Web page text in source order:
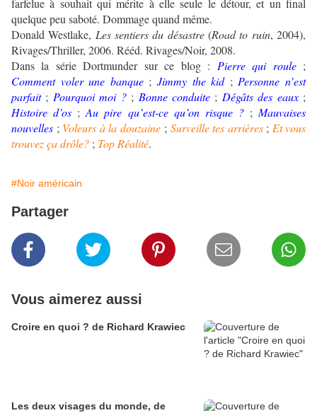
farfelue à souhait qui mérite à elle seule le détour, et un final
quelque peu saboté. Dommage quand même.
Donald Westlake, Les sentiers du désastre(Road to ruin, 2004),
Rivages/Thriller, 2006. Rééd. Rivages/Noir, 2008.
Dans la série Dortmunder sur ce blog : Pierre qui roule;
Comment voler une banque;Jimmy the kid; Personne n’est
parfait; Pourquoi moi ?; Bonne conduite; Dégâts des eaux;
Histoire d’os ;Au pire qu’est-ce qu’on risque ?; Mauvaises
nouvelles ; Voleurs à la douzaine; Surveille tes arrières; Et vous
trouvez ça drôle? ; Top Réalité.
#Noir américain
Partager
Vous aimerez aussi
Croire en quoi ? de Richard Krawiec
Les deux visages du monde, de